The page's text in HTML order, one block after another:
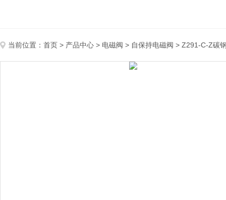
当前位置： 首页 > 产品中心 > 电磁阀 > 自保持电磁阀 > Z291-C-Z碳